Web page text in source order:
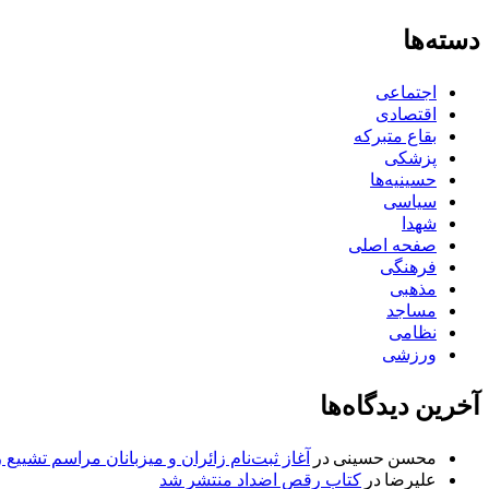
دسته‌ها
اجتماعی
اقتصادی
بقاع متبرکه
پزشکی
حسینیه‌ها
سیاسی
شهدا
صفحه اصلی
فرهنگی
مذهبی
مساجد
نظامی
ورزشی
آخرین دیدگاه‌ها
محسن حسینی در آغاز ثبت‌نام زائران و میزبانان مراسم
علیرضا در کتاب رقص اضداد منتشر شد